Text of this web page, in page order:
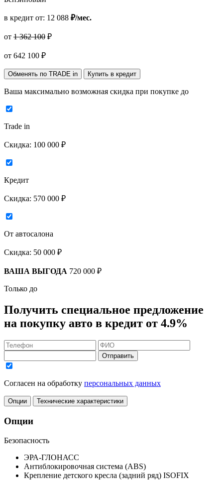
в кредит от: 12 088 ₽/мес.
от 1 362 100 ₽
от 642 100 ₽
Обменять по TRADE in Купить в кредит
Ваша максимально возможная скидка при покупке до
Trade in
Скидка: 100 000 ₽
Кредит
Скидка: 570 000 ₽
От автосалона
Скидка: 50 000 ₽
ВАША ВЫГОДА 720 000 ₽
Только до
Получить специальное предложение
на покупку авто в кредит от 4.9%
Отправить
Согласен на обработку персональных данных
Опции Технические характеристики
Опции
Безопасность
ЭРА-ГЛОНАСС
Антиблокировочная система (ABS)
Крепление детского кресла (задний ряд) ISOFIX